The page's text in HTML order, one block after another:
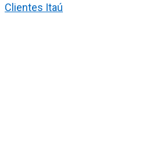
Clientes Itaú